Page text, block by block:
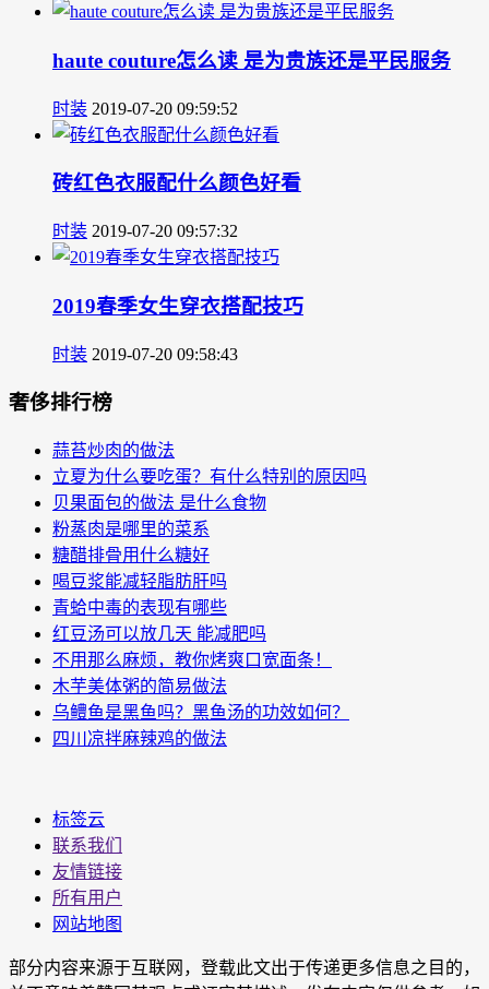
haute couture怎么读 是为贵族还是平民服务
时装 2019-07-20 09:59:52
砖红色衣服配什么颜色好看
时装 2019-07-20 09:57:32
2019春季女生穿衣搭配技巧
时装 2019-07-20 09:58:43
奢侈排行榜
蒜苔炒肉的做法
立夏为什么要吃蛋？有什么特别的原因吗
贝果面包的做法 是什么食物
粉蒸肉是哪里的菜系
糖醋排骨用什么糖好
喝豆浆能减轻脂肪肝吗
青蛤中毒的表现有哪些
红豆汤可以放几天 能减肥吗
不用那么麻烦，教你烤爽口宽面条！
木芋美体粥的简易做法
乌鳢鱼是黑鱼吗？黑鱼汤的功效如何？
四川凉拌麻辣鸡的做法
标签云
联系我们
友情链接
所有用户
网站地图
部分内容来源于互联网，登载此文出于传递更多信息之目的，